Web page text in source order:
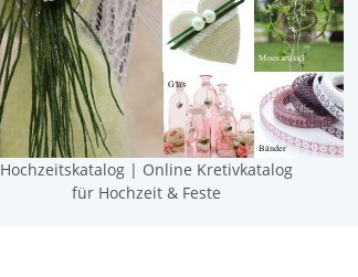
Hochzeitskatalog | Online Kretivkatalog
für Hochzeit & Feste